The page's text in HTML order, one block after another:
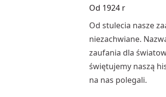
Od 1924 r
Od stulecia nasze
niezachwiane.
zaufania dla
świętujemy naszą
na nas polegali.